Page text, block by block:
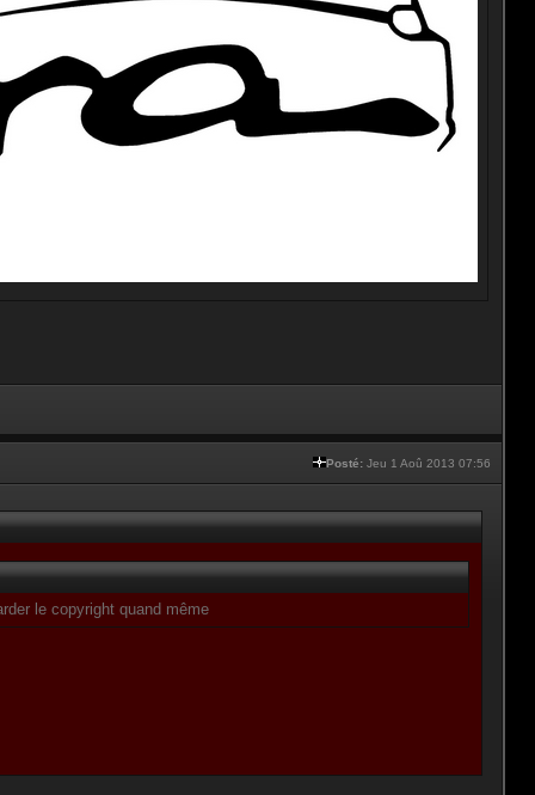
Posté: Jeu 1 Aoû 2013 07:56
le copyright quand même